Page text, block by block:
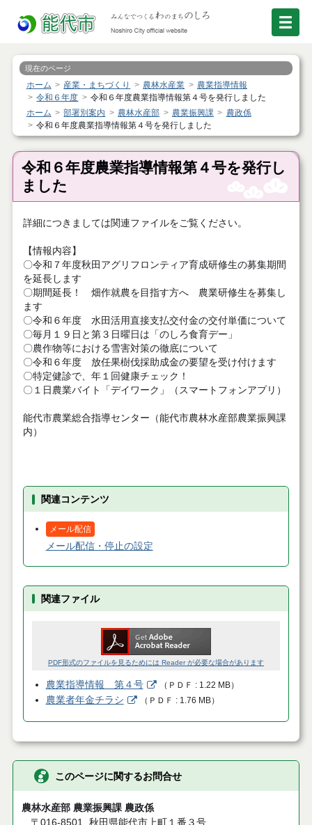
現在のページ
ホーム 産業・まちづくり 農林水産業
農業指導情報
令和６年度
令和６年度農業指導情報第４号を発行しました
ホーム
部署別案内 農林水産部 農業振興課
農政係
令和６年度農業指導情報第４号を発行しました
令和６年度農業指導情報第４号を発行し
ました
詳細につきましては関連ファイルをご覧ください。
【情報内容】
〇令和７年度秋田アグリフロンティア育成研修生の募集期間
を延長します
〇期間延長！ 畑作就農を目指す方へ 農業研修生を募集し
ます
〇令和６年度 水田活用直接支払交付金の交付単価について
〇毎月１９日と第３日曜日は「のしろ食育デー」
〇農作物等における雪害対策の徹底について
〇令和６年度 放任果樹伐採助成金の要望を受け付けます
〇特定健診で、年１回健康チェック！
〇１日農業バイト「デイワーク」（スマートフォンアプリ）
能代市農業総合指導センター（能代市農林水産部農業振興課
内）
関連コンテンツ
メール配信
メール配信・停止の設定
関連ファイル
PDF形式のファイルを見るためには Reader が必要な場合があります
農業指導情報 第４号 （ ＰＤＦ 1.22 MB）
農業者年金チラシ （ ＰＤＦ 1.76 MB）
このページに関するお問合せ
農林水産部 農業振興課 農政係
〒016-8501 秋田県能代市上町１番３号